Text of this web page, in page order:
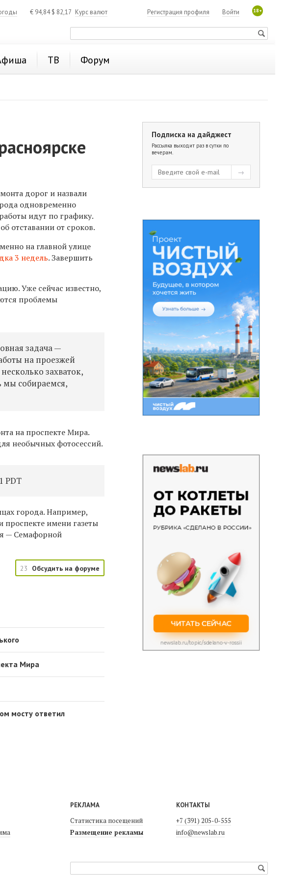
€ 94,84$ 82,17 Курс валют 18+
Войти
Регистрация профиля
ТВ Форум
дорог и назвали
одновременно
идут по графику.
отставании от сроков.
на главной улице
3 недель. Завершить
Уже сейчас известно,
проблемы
задача —
на проезжей
захваток,
мы собираемся,
на проспекте Мира.
необычных фотосессий.
PDT
города. Например,
проспекте имени газеты
— Семафорной
23 Обсудить на форуме
Мира
мосту ответил
Подписка на дайджест
Рассылка выходит раз в сутки по
вечерам.
РЕКЛАМА
Статистика посещений
Размещение рекламы
КОНТАКТЫ
+7 (391) 205-0-555
info@newslab.ru